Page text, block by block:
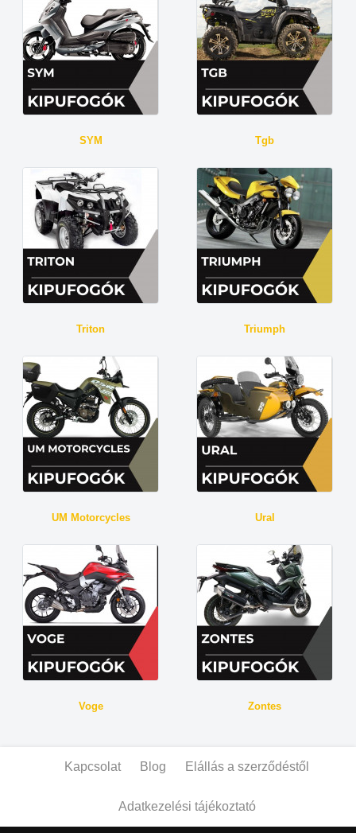
SYM Tgb
Triton Triumph
UM Motorcycles Ural
Voge Zontes
Kapcsolat Blog Elállás a szerződéstől
Adatkezelési tájékoztató